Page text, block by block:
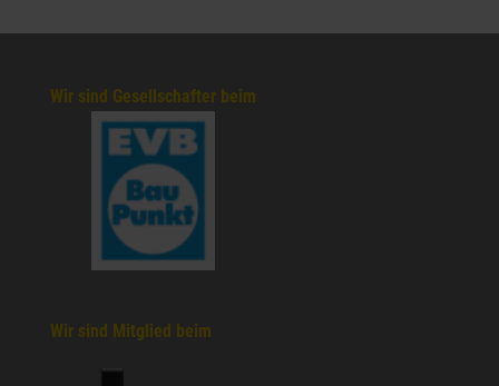
Wir sind Gesellschafter beim
Wir sind Mitglied beim